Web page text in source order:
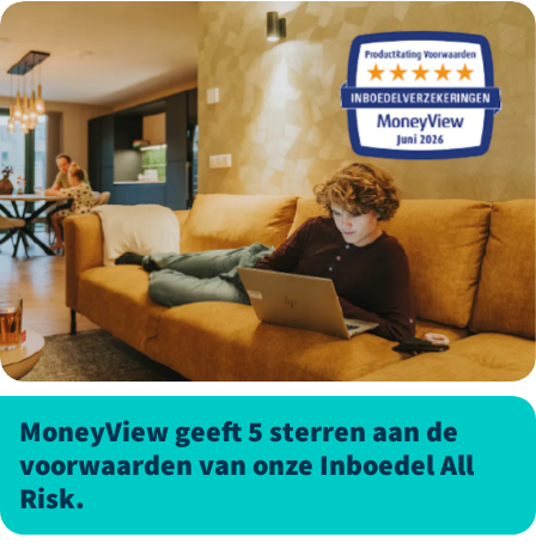
MoneyView geeft 5 sterren aan de
voorwaarden van onze Inboedel All
Risk.